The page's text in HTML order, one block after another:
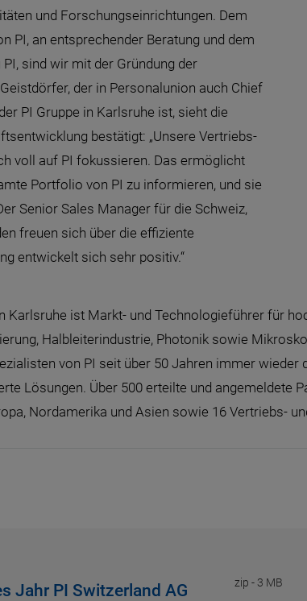
und Forschungseinrichtungen. Dem
PI, an entsprechender Beratung und dem
sind wir mit der Gründung der
der in Personalunion auch Chief
PI Gruppe in Karlsruhe ist, sieht die
bestätigt: „Unsere Vertriebs-
voll auf PI fokussieren. Das ermöglicht
Portfolio von PI zu informieren, und sie
Senior Sales Manager für die Schweiz,
freuen sich über die effiziente
entwickelt sich sehr positiv.“
ist Markt- und Technologieführer für
Halbleiterindustrie, Photonik sowie
von PI seit über 50 Jahren immer
Lösungen. Über 500 erteilte und angemeldete
Nordamerika und Asien sowie 16 Vertriebs-
Jahr PI Switzerland AG zip - 3 MB